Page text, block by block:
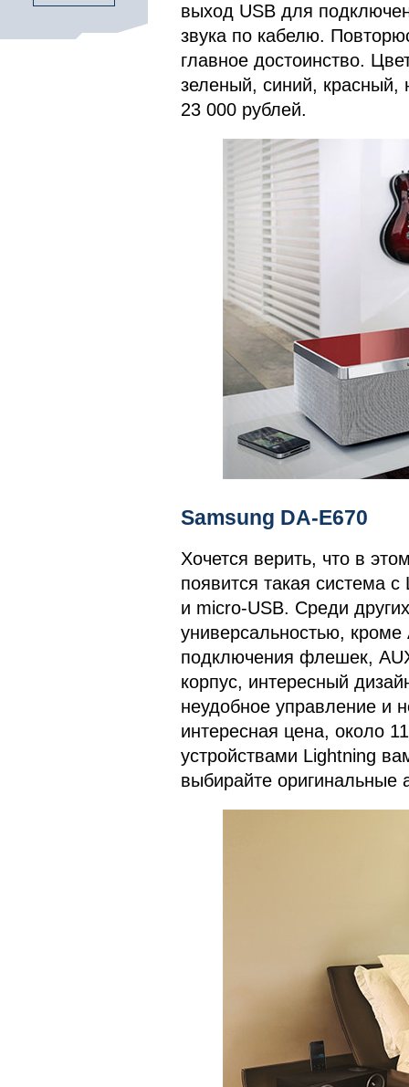
выход USB для
звука по кабелю.
главное достоинство.
зеленый, синий, красный,
23 000 рублей.
Samsung DA-E670
Хочется верить, что в
появится такая система
и micro-USB. Среди
универсальностью,
подключения флешек,
корпус, интересный
неудобное управление и
интересная цена, около
устройствами Lightning
выбирайте оригинальные